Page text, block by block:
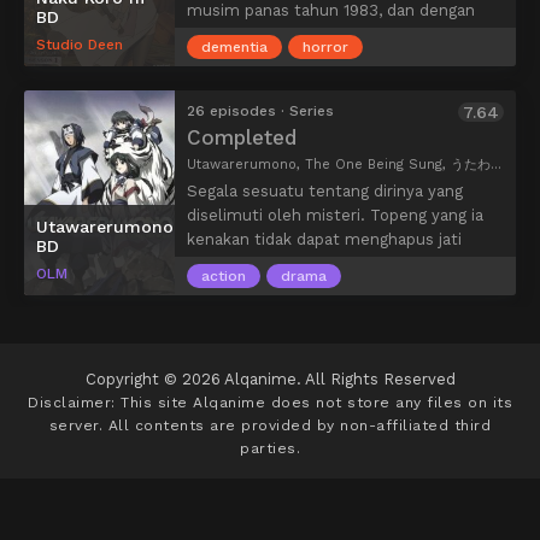
BD
Studio Deen
musim panas tahun 1983, dan dengan
cepat menjadi teman yang tak
terpisahkan dengan teman sekolah Rena
dan Rika Furude. Namun, kegelapan
bersembunyi di balik kehidupan yang
tampaknya indah yang mereka jalani.
tahunannya, Keiichi belajar tentang
legenda lokal yang mengelilinginya. Yang
membuatnya ngeri, dia menemukan
bahwa telah terjadi beberapa
pembunuhan dan penghilangan di desa
dengan festival dan dewa pelindung
desa, Oyashiro. Keiichi mencoba bertanya
kepada teman-teman barunya tentang
insiden ini, tetapi mereka diam-diam
dementia horror
Utawarerumono
BD
OLM
26 episodes · Series
Completed
Utawarerumono, The One Being Sung, うたわれるもの
7.64
Segala sesuatu tentang dirinya yang
diselimuti oleh misteri. Topeng yang ia
kenakan tidak dapat menghapus jati
dirinya. Masa lalunya tidak bisa ia terima.
Dan kelangsungan hidup orang-orang
dibiarkan untuk mati di hutan. Seorang
gadis muda bernama Eruruu
menemukannya dan merawatnya hingga
kembali sehat. Dia membawanya ke
action drama
Copyright © 2026 Alqanime. All Rights Reserved
Disclaimer: This site Alqanime does not store any files on its
server. All contents are provided by non-affiliated third
parties.